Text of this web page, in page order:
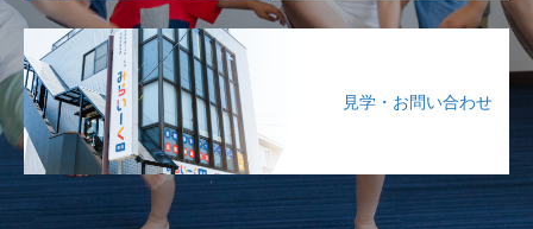
見学・お問い合わせ